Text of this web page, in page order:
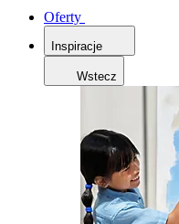
Oferty
Inspiracje
Wstecz